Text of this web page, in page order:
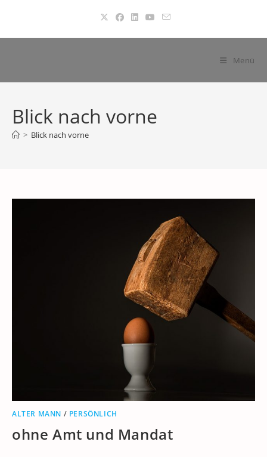
springen
Menü
Blick nach vorne
> Blick nach vorne
ALTER MANN / PERSÖNLICH
ohne Amt und Mandat